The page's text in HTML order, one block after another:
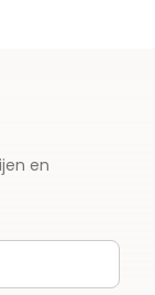
en